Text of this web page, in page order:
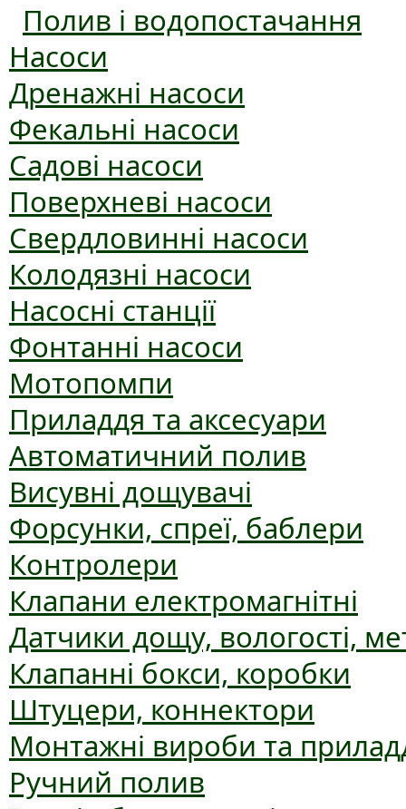
Полив і водопостачання
Насоси
Дренажні насоси
Фекальні насоси
Садові насоси
Поверхневі насоси
Свердловинні насоси
Колодязні насоси
Насосні станції
Фонтанні насоси
Мотопомпи
Приладдя та аксесуари
Автоматичний полив
Висувні дощувачі
Форсунки, спреї, баблери
Контролери
Клапани електромагнітні
Датчики дощу, вологості,
Клапанні бокси, коробки
Штуцери, коннектори
Монтажні вироби та
Ручний полив